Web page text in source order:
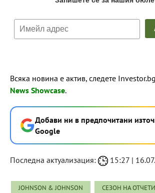
Всяка новина е актив, следете
News Showcase.
Добави ни в предпочитани
Google
Последна актуализация: 15:27 |
JOHNSON & JOHNSON СЕЗОН НА